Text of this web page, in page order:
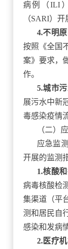
病例（ILI
（SARI）开
4.不明
按照《全国
案》要求，
作。
5.城市
展污水中新
毒感染疫情
（二）
应急监
开展的监测
1.核酸
病毒核酸检
集渠道（平
测和居民自
感染和发病
2.医疗